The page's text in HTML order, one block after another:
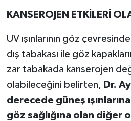
KANSEROJEN ETKİLERİ
UV ışınlarının göz
dış tabakası ile göz
zar tabakada kanserojen
olabileceğini belirten, Dr.
derecede güneş
göz sağlığına olan diğer